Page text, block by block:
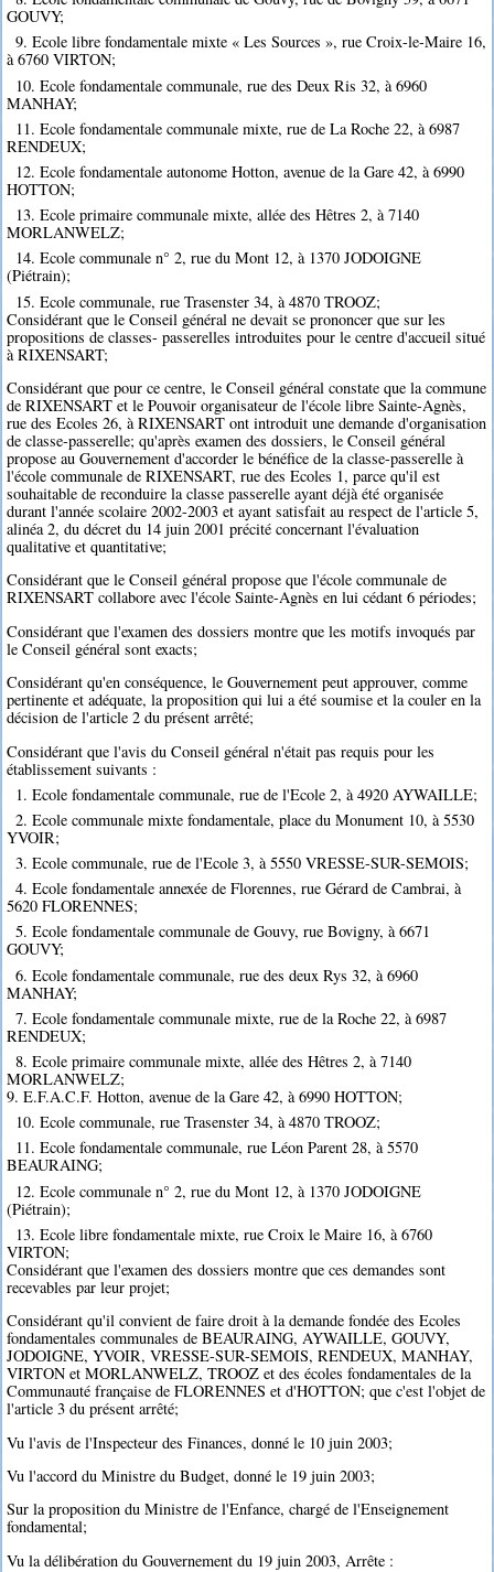
GOUVY;
9. Ecole libre fondamentale mixte « Les Sources », rue Croix-le-Maire 16,
à 6760 VIRTON;
10. Ecole fondamentale communale, rue des Deux Ris 32, à 6960
MANHAY;
11. Ecole fondamentale communale mixte, rue de La Roche 22, à 6987
RENDEUX;
12. Ecole fondamentale autonome Hotton, avenue de la Gare 42, à 6990
HOTTON;
13. Ecole primaire communale mixte, allée des Hêtres 2, à 7140
MORLANWELZ;
14. Ecole communale n° 2, rue du Mont 12, à 1370 JODOIGNE
(Piétrain);
15. Ecole communale, rue Trasenster 34, à 4870 TROOZ;
Considérant que le Conseil général ne devait se prononcer que sur les
propositions de classes- passerelles introduites pour le centre d'accueil situé
à RIXENSART;
Considérant que pour ce centre, le Conseil général constate que la commune
de RIXENSART et le Pouvoir organisateur de l'école libre Sainte-Agnès,
rue des Ecoles 26, à RIXENSART ont introduit une demande d'organisation
de classe-passerelle; qu'après examen des dossiers, le Conseil général
propose au Gouvernement d'accorder le bénéfice de la classe-passerelle à
l'école communale de RIXENSART, rue des Ecoles 1, parce qu'il est
souhaitable de reconduire la classe passerelle ayant déjà été organisée
durant l'année scolaire 2002-2003 et ayant satisfait au respect de l'article 5,
alinéa 2, du décret du 14 juin 2001 précité concernant l'évaluation
qualitative et quantitative;
Considérant que le Conseil général propose que l'école communale de
RIXENSART collabore avec l'école Sainte-Agnès en lui cédant 6 périodes;
Considérant que l'examen des dossiers montre que les motifs invoqués par
le Conseil général sont exacts;
Considérant qu'en conséquence, le Gouvernement peut approuver, comme
pertinente et adéquate, la proposition qui lui a été soumise et la couler en la
décision de l'article 2 du présent arrêté;
Considérant que l'avis du Conseil général n'était pas requis pour les
établissement suivants :
1. Ecole fondamentale communale, rue de l'Ecole 2, à 4920 AYWAILLE;
2. Ecole communale mixte fondamentale, place du Monument 10, à 5530
YVOIR;
3. Ecole communale, rue de l'Ecole 3, à 5550 VRESSE-SUR-SEMOIS;
4. Ecole fondamentale annexée de Florennes, rue Gérard de Cambrai, à
5620 FLORENNES;
5. Ecole fondamentale communale de Gouvy, rue Bovigny, à 6671
GOUVY;
6. Ecole fondamentale communale, rue des deux Rys 32, à 6960
MANHAY;
7. Ecole fondamentale communale mixte, rue de la Roche 22, à 6987
RENDEUX;
8. Ecole primaire communale mixte, allée des Hêtres 2, à 7140
MORLANWELZ;
9. E.F.A.C.F. Hotton, avenue de la Gare 42, à 6990 HOTTON;
10. Ecole communale, rue Trasenster 34, à 4870 TROOZ;
11. Ecole fondamentale communale, rue Léon Parent 28, à 5570
BEAURAING;
12. Ecole communale n° 2, rue du Mont 12, à 1370 JODOIGNE
(Piétrain);
13. Ecole libre fondamentale mixte, rue Croix le Maire 16, à 6760
VIRTON;
Considérant que l'examen des dossiers montre que ces demandes sont
recevables par leur projet;
Considérant qu'il convient de faire droit à la demande fondée des Ecoles
fondamentales communales de BEAURAING, AYWAILLE, GOUVY,
JODOIGNE, YVOIR, VRESSE-SUR-SEMOIS, RENDEUX, MANHAY,
VIRTON et MORLANWELZ, TROOZ et des écoles fondamentales de la
Communauté française de FLORENNES et d'HOTTON; que c'est l'objet de
l'article 3 du présent arrêté;
Vu l'avis de l'Inspecteur des Finances, donné le 10 juin 2003;
Vu l'accord du Ministre du Budget, donné le 19 juin 2003;
Sur la proposition du Ministre de l'Enfance, chargé de l'Enseignement
fondamental;
Vu la délibération du Gouvernement du 19 juin 2003, Arrête :